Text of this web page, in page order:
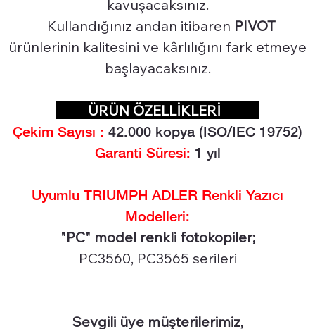
kavuşacaksınız.
Kullandığınız andan itibaren PIVOT
ürünlerinin kalitesini ve kârlılığını fark etmeye
başlayacaksınız.
ÜRÜN ÖZELLİKLERİ
Çekim Sayısı : 42.000 kopya (ISO/IEC 19752)
Garanti Süresi: 1 yıl
Uyumlu TRIUMPH ADLER Renkli Yazıcı
Modelleri:
"PC" model renkli fotokopiler;
PC3560, PC3565 serileri
Sevgili üye müşterilerimiz,